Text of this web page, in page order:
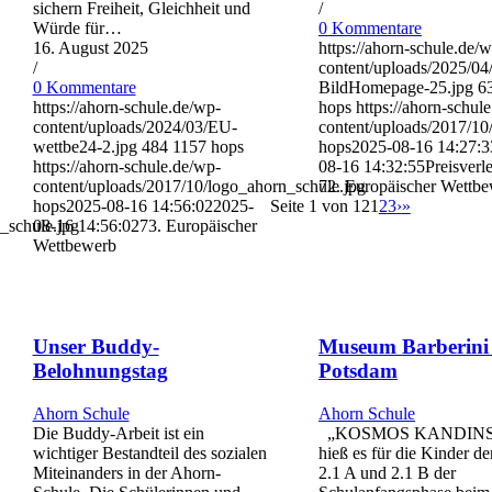
sichern Freiheit, Gleichheit und
Würde für…
16. August 2025
/
0 Kommentare
https://ahorn-schule.de/wp-
content/uploads/2024/03/EU-
wettbe24-2.jpg 484 1157 hops
https://ahorn-schule.de/wp-
content/uploads/2017/10/logo_ahorn_schule.jpg
hops2025-08-16 14:56:022025-
08-16 14:56:0273. Europäischer
Wettbewerb
/
0 Kommentare
https://ahorn-schule.de/
content/uploads/2025/
BildHomepage-25.jpg
hops https://ahorn-
content/uploads/2017/
hops2025-08-16
08-16 14:32:55
72. Europäischer
Unser Buddy-
Belohnungstag
Ahorn Schule
Die Buddy-Arbeit ist ein
wichtiger Bestandteil des sozialen
Miteinanders in der Ahorn-
Museum
Potsdam
Ahorn Schule
„KOSMOS
hieß es für die Kinder
2.1 A und 2.1 B der
Seite 1 von 121 23›»